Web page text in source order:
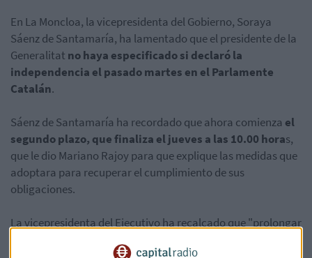
En La Moncloa, la vicepresidenta del Gobierno, Soraya
Sáenz de Santamaría, ha lamentado que el presidente de la
Generalitat no haya especificado si declaró la
independencia el pasado martes en el Parlamente
Catalán.
Sáenz de Santamaría ha recordado que ahora comienza el
segundo plazo, que finaliza el jueves a las 10.00 horas,
que le dio Mariano Rajoy para que explique las medidas que
adoptara para recuperar el cumplimiento de sus
obligaciones.
La vicepresidenta del Ejecutivo ha recalcado que "prolongar